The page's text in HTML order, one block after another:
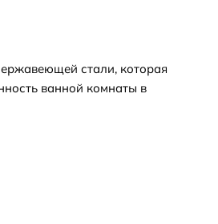
стали, которая
ванной комнаты в